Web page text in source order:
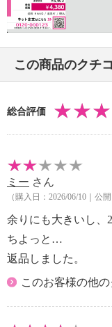
この商品のクチ
総合評価
ミー さん
（購入日：2026/06/10｜公開
余りにも大きいし、
ちよっと…
返品しました。
このお客様の他